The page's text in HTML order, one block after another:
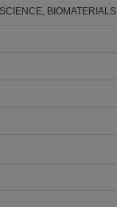
BIOMATERIALS